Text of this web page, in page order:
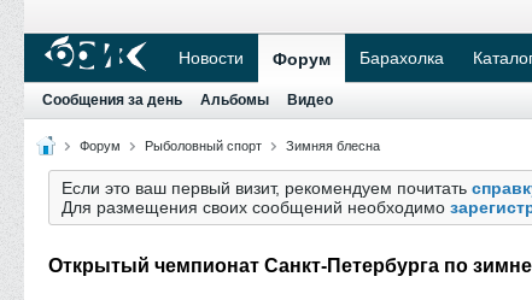
Новости Форум Барахолка
Сообщения за день Альбомы Видео
Форум Рыболовный спорт Зимняя блесна
Если это ваш первый визит, рекомендуем почитать
Для размещения своих сообщений необходимо
Открытый чемпионат Санкт-Петербурга по